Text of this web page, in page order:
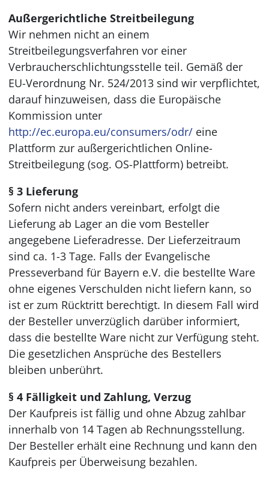
Außergerichtliche Streitbeilegung
Wir nehmen nicht an einem
Streitbeilegungsverfahren vor einer
Verbraucherschlichtungsstelle teil. Gemäß der
EU-Verordnung Nr. 524/2013 sind wir verpflichtet,
darauf hinzuweisen, dass die Europäische
Kommission unter
http://ec.europa.eu/consumers/odr/eine
Plattform zur außergerichtlichen Online-
Streitbeilegung (sog. OS-Plattform) betreibt.
§ 3 Lieferung
Sofern nicht anders vereinbart, erfolgt die
Lieferung ab Lager an die vom Besteller
angegebene Lieferadresse. Der Lieferzeitraum
sind ca. 1-3 Tage. Falls der Evangelische
Presseverband für Bayern e.V. die bestellte Ware
ohne eigenes Verschulden nicht liefern kann, so
ist er zum Rücktritt berechtigt. In diesem Fall wird
der Besteller unverzüglich darüber informiert,
dass die bestellte Ware nicht zur Verfügung steht.
Die gesetzlichen Ansprüche des Bestellers
bleiben unberührt.
§ 4 Fälligkeit und Zahlung, Verzug
Der Kaufpreis ist fällig und ohne Abzug zahlbar
innerhalb von 14 Tagen ab Rechnungsstellung.
Der Besteller erhält eine Rechnung und kann den
Kaufpreis per Überweisung bezahlen.